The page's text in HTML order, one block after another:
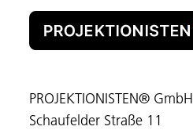
PROJEKTIONISTEN® GmbH
Schaufelder Straße 11